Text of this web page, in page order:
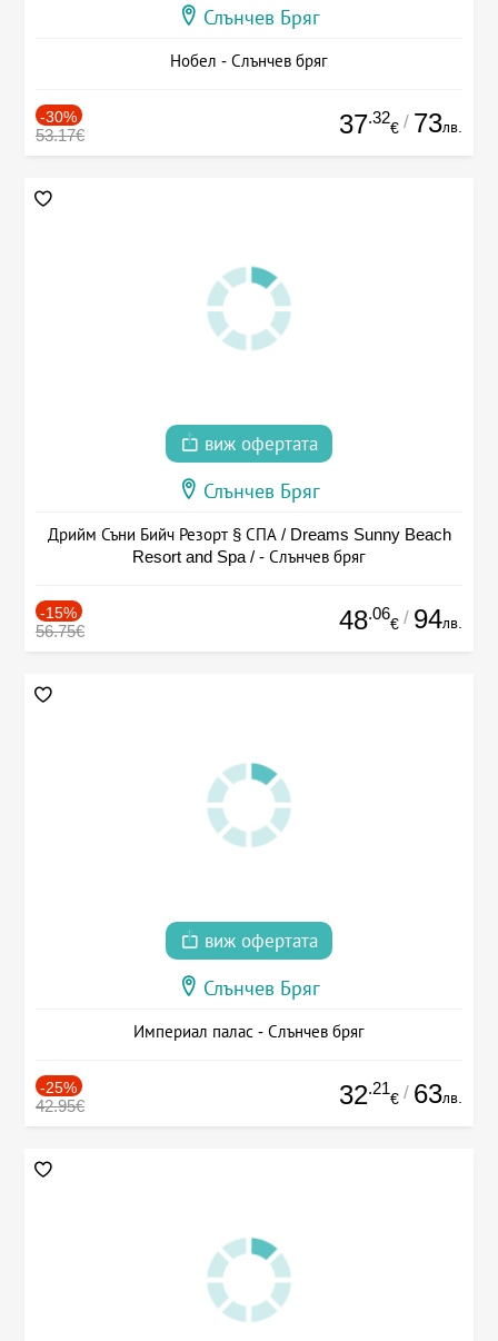
Слънчев Бряг
Нобел - Слънчев бряг
-30%
53.17€ 37.32
€ / 73лв.
виж офертата
Слънчев Бряг
Дрийм Съни Бийч Резорт § СПА / Dreams Sunny Beach
Resort and Spa / - Слънчев бряг
-15%
56.75€ 48.06
€ / 94лв.
виж офертата
Слънчев Бряг
Империал палас - Слънчев бряг
-25%
42.95€ 32.21
€ / 63лв.